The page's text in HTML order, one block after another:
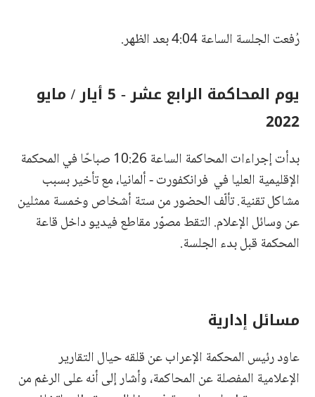
رُفعت الجلسة الساعة 4:04 بعد الظهر.
يوم المحاكمة الرابع عشر - 5 أيار / مايو
2022
بدأت إجراءات المحاكمة الساعة 10:26 صباحًا في المحكمة
الإقليمية العليا في فرانكفورت - ألمانيا، مع تأخير بسبب
مشاكل تقنية. تألّف الحضور من ستة أشخاص وخمسة ممثلين
عن وسائل الإعلام. التقط مصوّر مقاطع فيديو داخل قاعة
المحكمة قبل بدء الجلسة.
مسائل إدارية
عاود رئيس المحكمة الإعراب عن قلقه حيال التقارير
الإعلامية المفصلة عن المحاكمة، وأشار إلى أنه على الرغم من